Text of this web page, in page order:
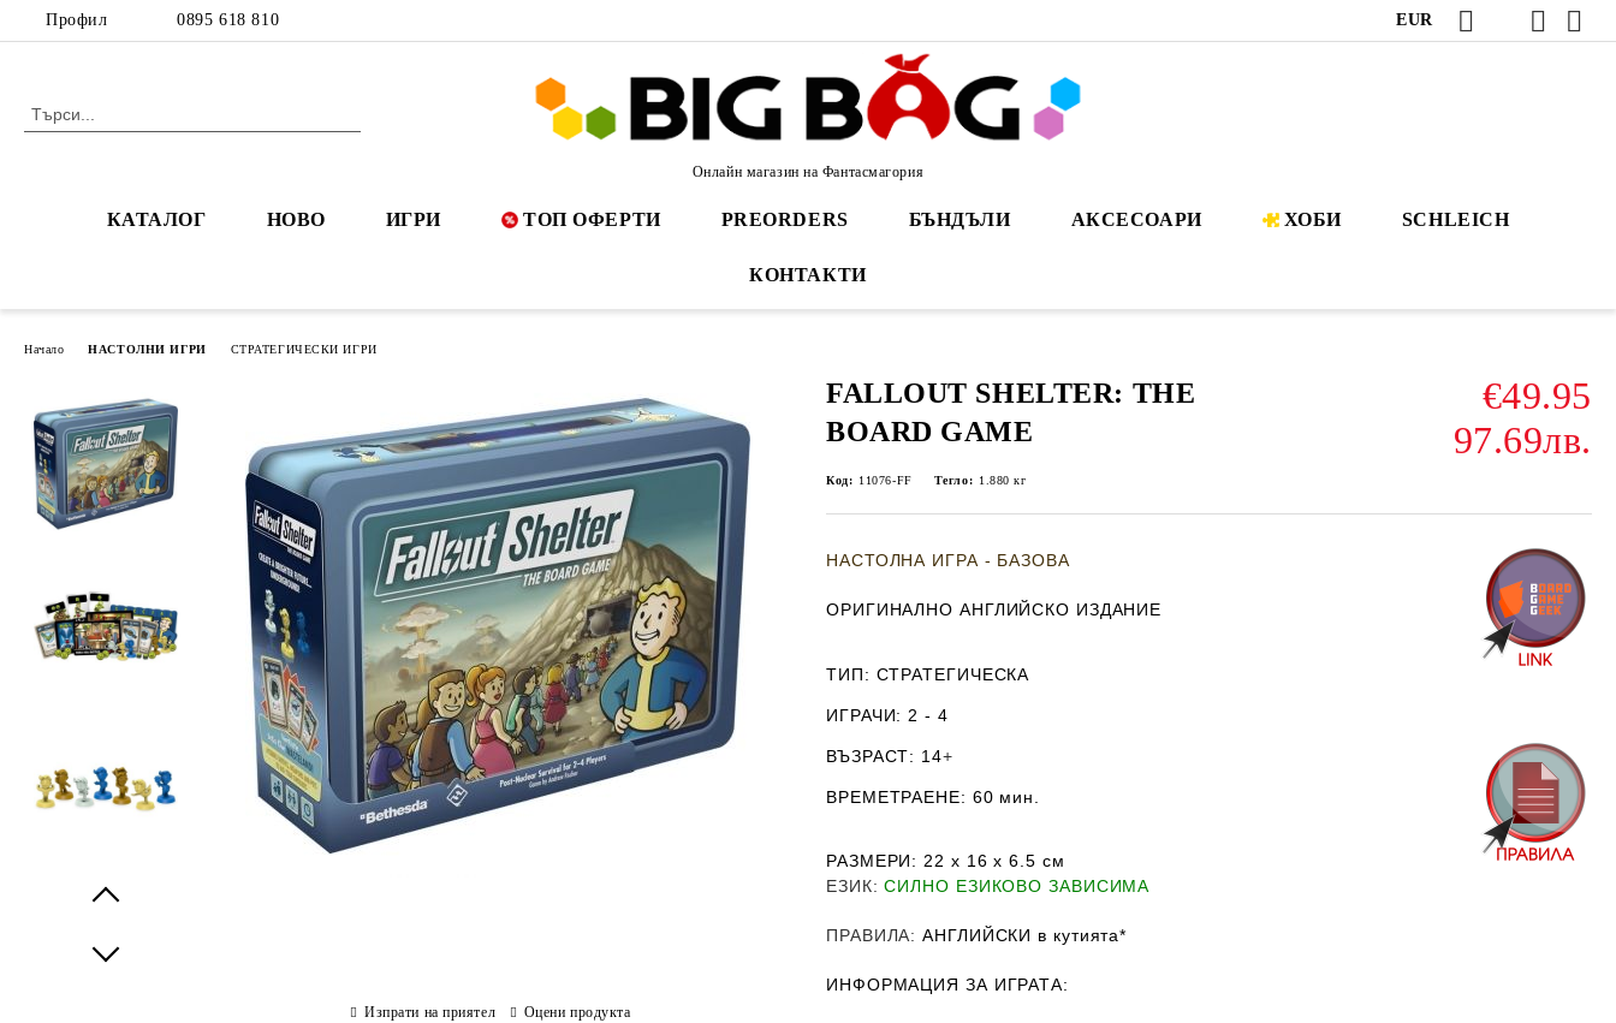
Профил 0895 618 810 EUR
Онлайн магазин на Фантасмагория
КАТАЛОГ НОВО ИГРИ ТОП ОФЕРТИ PREORDERS БЪНДЪЛИ АКСЕСОАРИ ХОБИ SCHLEICH
КОНТАКТИ
Начало НАСТОЛНИ ИГРИ СТРАТЕГИЧЕСКИ ИГРИ
FALLOUT SHELTER: THE
BOARD GAME
€49.95
97.69лв.
Код: 11076-FF Тегло: 1.880 кг
НАСТОЛНА ИГРА - БАЗОВА
ОРИГИНАЛНО АНГЛИЙСКО ИЗДАНИЕ
ТИП: СТРАТЕГИЧЕСКА
ИГРАЧИ: 2 - 4
ВЪЗРАСТ: 14+
ВРЕМЕТРАЕНЕ: 60 мин.
РАЗМЕРИ: 22 х 16 х 6.5 см
ЕЗИК:СИЛНО ЕЗИКОВО ЗАВИСИМА
ПРАВИЛА: АНГЛИЙСКИ в кутията*
ИНФОРМАЦИЯ ЗА ИГРАТА:
Изпрати на приятел Оцени продукта